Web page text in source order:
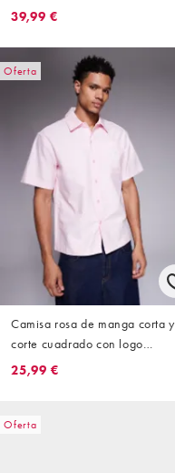
estampado
39,99 €
Oferta
Camisa rosa de manga corta y
corte cuadrado con logo
estampado de Courtside
25,99 €
Oferta